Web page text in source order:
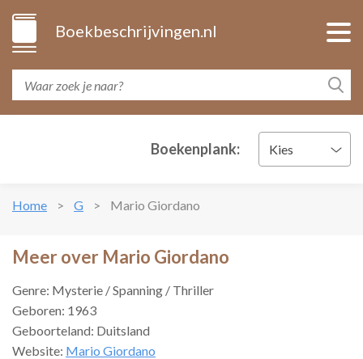
Boekbeschrijvingen.nl
Boekenplank: Kies
Home G Mario Giordano
Meer over Mario Giordano
Genre: Mysterie / Spanning / Thriller
Geboren: 1963
Geboorteland: Duitsland
Website: Mario Giordano